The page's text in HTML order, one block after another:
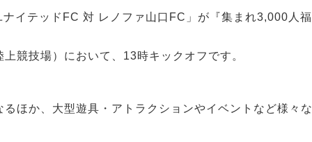
イテッドFC 対 レノファ山口FC」が『集まれ3,000人福
競技場）において、13時キックオフです。
ほか、大型遊具・アトラクションやイベントなど様々な